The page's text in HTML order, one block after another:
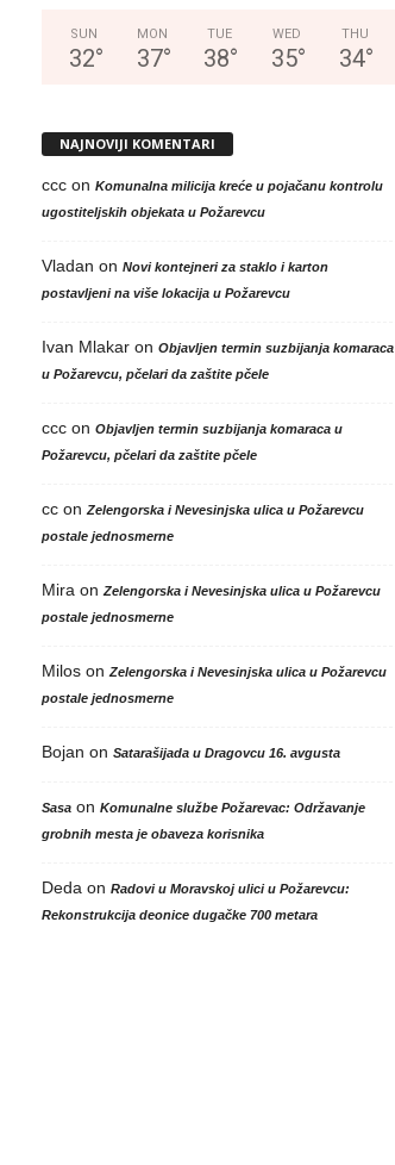
SUN
32°
MON
37°
TUE
38°
WED
35°
THU
34°
NAJNOVIJI KOMENTARI
cccon Komunalna milicija kreće u pojačanu kontrolu
ugostiteljskih objekata u Požarevcu
Vladan on Novi kontejneri za staklo i karton
postavljeni na više lokacija u Požarevcu
Ivan Mlakaron Objavljen termin suzbijanja komaraca
u Požarevcu, pčelari da zaštite pčele
cccon Objavljen termin suzbijanja komaraca u
Požarevcu, pčelari da zaštite pčele
ccon Zelengorska i Nevesinjska ulica u Požarevcu
postale jednosmerne
Mira on Zelengorska i Nevesinjska ulica u Požarevcu
postale jednosmerne
Miloson Zelengorska i Nevesinjska ulica u Požarevcu
postale jednosmerne
Bojan on Satarašijada u Dragovcu 16. avgusta
Sasaon Komunalne službe Požarevac: Održavanje
grobnih mesta je obaveza korisnika
Deda on Radovi u Moravskoj ulici u Požarevcu:
Rekonstrukcija deonice dugačke 700 metara